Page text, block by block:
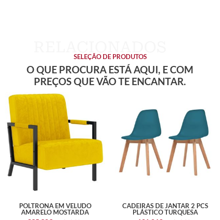
SELEÇÃO DE PRODUTOS
O QUE PROCURA ESTÁ AQUI, E COM
PREÇOS QUE VÃO TE ENCANTAR.
POLTRONA EM VELUDO
AMARELO MOSTARDA
CADEIRAS DE JANTAR 2 PCS
PLÁSTICO TURQUESA